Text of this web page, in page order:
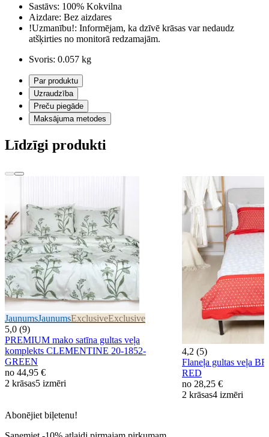
Sastāvs: 100% Kokvilna
Aizdare: Bez aizdares
!Uzmanību!: Informējam, ka dzīvē krāsas var nedaudz
atšķirties no monitorā redzamajām.
Svoris: 0.057 kg
Par produktu
Uzraudzība
Preču piegāde
Maksājuma metodes
Līdzīgi produkti
JaunumsJaunumsExclusiveExclusive
5,0 (9)
PREMIUM mako satīna gultas veļa
komplekts CLEMENTINE 20-1852-
GREEN
no 44,95 €
2 krāsas5 izmēri
4,2 (5)
Flaneļa gultas veļa
RED
no 28,25 €
2 krāsas4 izmēri
Abonējiet biļetenu!